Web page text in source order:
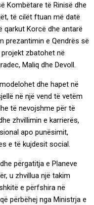
Kombëtare të Rinisë dhe
të cilët ftuan më datë
qarkut Korcë dhe antarë
prezantimin e Qendrës së
projekt zbatohet në
Maliq dhe Devoll.
dhe hapet në
në një vend të vetëm
të nevojshme për të
zhvillimin e karrierës,
apo punësimit,
e të kujdesit social.
përgatitja e Planeve
u zhvillua një takim
e përfshira në
përbëhej nga Ministrja e